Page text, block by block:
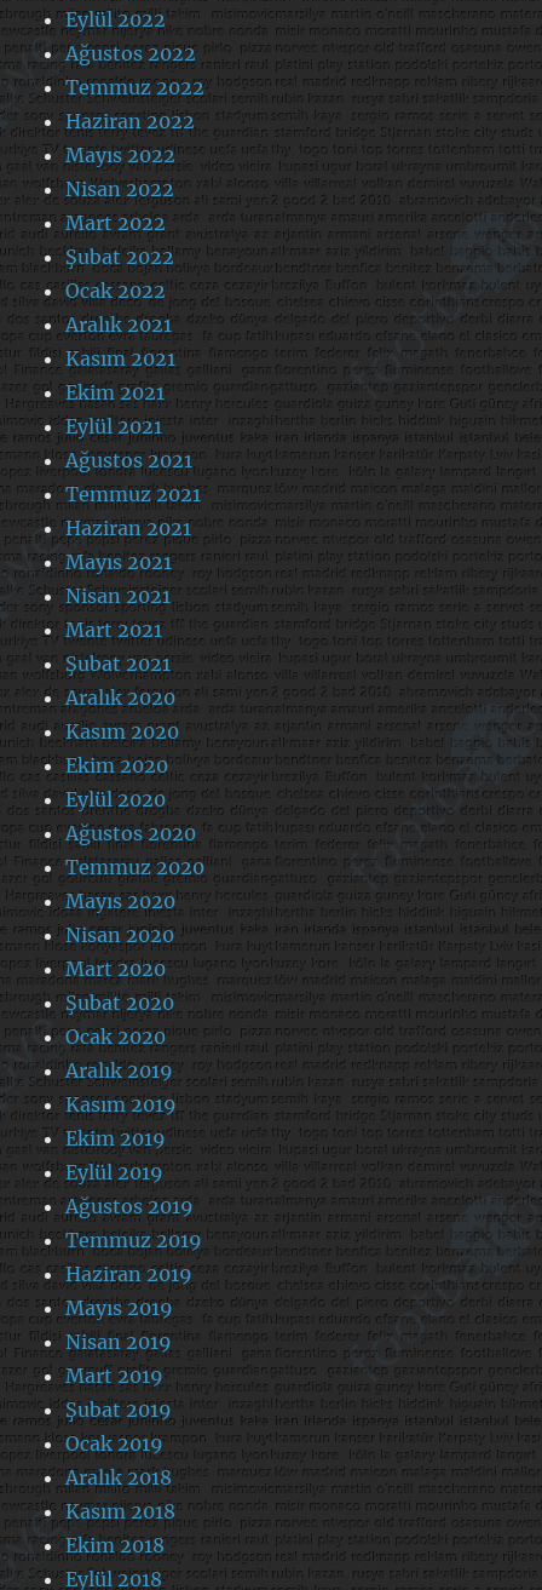
Eylül 2022
Ağustos 2022
Temmuz 2022
Haziran 2022
Mayıs 2022
Nisan 2022
Mart 2022
Şubat 2022
Ocak 2022
Aralık 2021
Kasım 2021
Ekim 2021
Eylül 2021
Ağustos 2021
Temmuz 2021
Haziran 2021
Mayıs 2021
Nisan 2021
Mart 2021
Şubat 2021
Aralık 2020
Kasım 2020
Ekim 2020
Eylül 2020
Ağustos 2020
Temmuz 2020
Mayıs 2020
Nisan 2020
Mart 2020
Şubat 2020
Ocak 2020
Aralık 2019
Kasım 2019
Ekim 2019
Eylül 2019
Ağustos 2019
Temmuz 2019
Haziran 2019
Mayıs 2019
Nisan 2019
Mart 2019
Şubat 2019
Ocak 2019
Aralık 2018
Kasım 2018
Ekim 2018
Eylül 2018